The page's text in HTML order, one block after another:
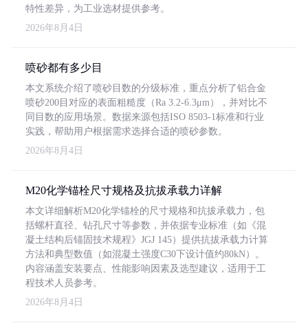
特性差异，为工业选材提供参考。
2026年8月4日
喷砂都有多少目
本文系统介绍了喷砂目数的分级标准，重点分析了铝合金
喷砂200目对应的表面粗糙度（Ra 3.2-6.3μm），并对比不
同目数的应用场景。数据来源包括ISO 8503-1标准和行业
实践，帮助用户根据需求选择合适的喷砂参数。
2026年8月4日
M20化学锚栓尺寸规格及抗拔承载力详解
本文详细解析M20化学锚栓的尺寸规格和抗拔承载力，包
括螺杆直径、钻孔尺寸等参数，并依据专业标准（如《混
凝土结构后锚固技术规程》JGJ 145）提供抗拔承载力计算
方法和典型数值（如混凝土强度C30下设计值约80kN）。
内容涵盖安装要点、性能影响因素及选型建议，适用于工
程技术人员参考。
2026年8月4日